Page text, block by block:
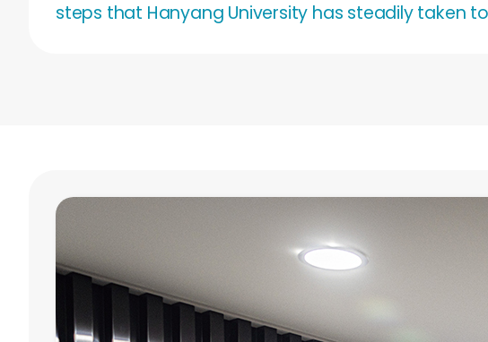
steps that Hanyang University has steadily taken